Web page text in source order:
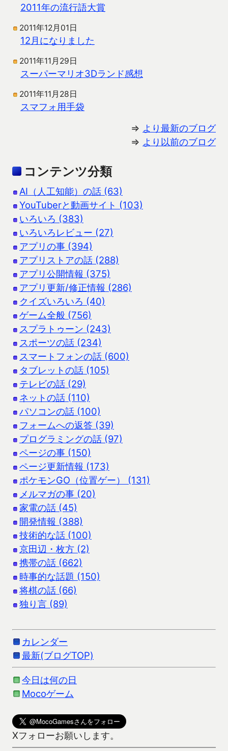
2011年の流行語大賞
2011年12月01日
12月になりました
2011年11月29日
スーパーマリオ3Dランド感想
2011年11月28日
スマフォ用手袋
⇒ より最新のブログ
⇒ より以前のブログ
コンテンツ分類
AI（人工知能）の話 (63)
YouTuberと動画サイト (103)
いろいろ (383)
いろいろレビュー (27)
アプリの事 (394)
アプリストアの話 (288)
アプリ公開情報 (375)
アプリ更新/修正情報 (286)
クイズいろいろ (40)
ゲーム全般 (756)
スプラトゥーン (243)
スポーツの話 (234)
スマートフォンの話 (600)
タブレットの話 (105)
テレビの話 (29)
ネットの話 (110)
パソコンの話 (100)
フォームへの返答 (39)
プログラミングの話 (97)
ページの事 (150)
ページ更新情報 (173)
ポケモンGO（位置ゲー） (131)
メルマガの事 (20)
家電の話 (45)
開発情報 (388)
技術的な話 (100)
京田辺・枚方 (2)
携帯の話 (662)
時事的な話題 (150)
将棋の話 (66)
独り言 (89)
カレンダー
最新(ブログTOP)
今日は何の日
Mocoゲーム
Xフォローお願いします。